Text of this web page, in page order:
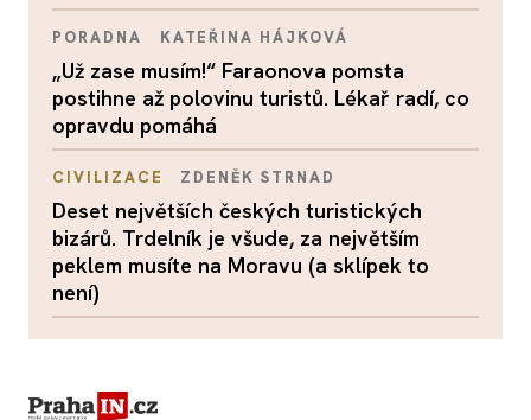
PORADNA KATEŘINA HÁJKOVÁ
„Už zase musím!“ Faraonova pomsta
postihne až polovinu turistů. Lékař radí, co
opravdu pomáhá
CIVILIZACE ZDENĚK STRNAD
Deset největších českých turistických
bizárů. Trdelník je všude, za největším
peklem musíte na Moravu (a sklípek to
není)